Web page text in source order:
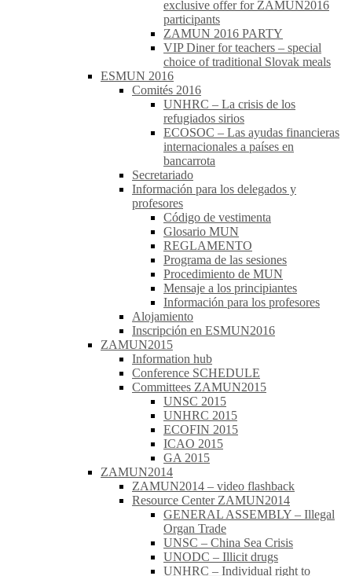
exclusive offer for ZAMUN2016
participants
ZAMUN 2016 PARTY
VIP Diner for teachers – special
choice of traditional Slovak meals
ESMUN 2016
Comités 2016
UNHRC – La crisis de los
refugiados sirios
ECOSOC – Las ayudas financieras
internacionales a países en
bancarrota
Secretariado
Información para los delegados y
profesores
Código de vestimenta
Glosario MUN
REGLAMENTO
Programa de las sesiones
Procedimiento de MUN
Mensaje a los principiantes
Información para los profesores
Alojamiento
Inscripción en ESMUN2016
ZAMUN2015
Information hub
Conference SCHEDULE
Committees ZAMUN2015
UNSC 2015
UNHRC 2015
ECOFIN 2015
ICAO 2015
GA 2015
ZAMUN2014
ZAMUN2014 – video flashback
Resource Center ZAMUN2014
GENERAL ASSEMBLY – Illegal
Organ Trade
UNSC – China Sea Crisis
UNODC – Illicit drugs
UNHRC – Individual right to